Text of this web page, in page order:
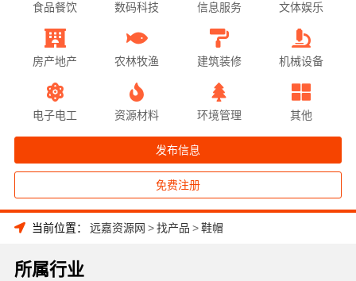
食品餐饮 数码科技 信息服务 文体娱乐
房产地产 农林牧渔 建筑装修 机械设备
电子电工 资源材料 环境管理 其他
发布信息
免费注册
当前位置： 远嘉资源网 >找产品 >鞋帽
所属行业